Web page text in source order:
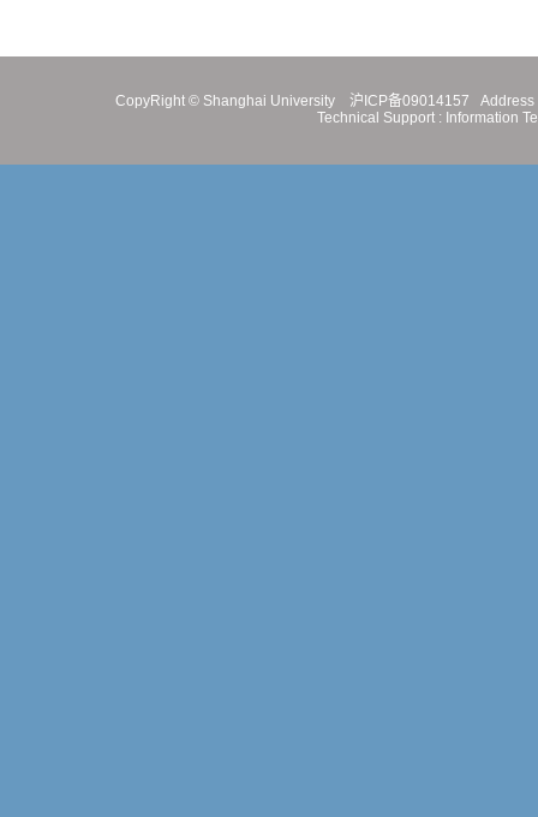
CopyRight © Shanghai University 沪ICP备09014157
Address
Technical Support : Information